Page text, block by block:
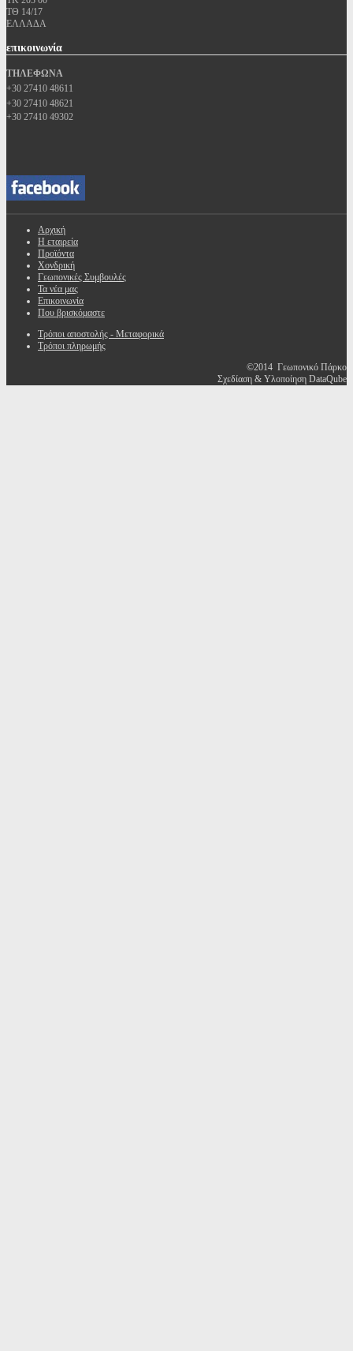
ΤΘ 14/17
ΕΛΛΑΔΑ
επικοινωνία
ΤΗΛΕΦΩΝΑ
+30 27410 48611
+30 27410 48621
+30 27410 49302
Αρχική
Η εταιρεία
Προϊόντα
Χονδρική
Γεωπονικές Συμβουλές
Τα νέα μας
Επικοινωνία
Που βρισκόμαστε
Τρόποι αποστολής - Μεταφορικά
Τρόποι πληρωμής
©2014 Γεωπονικό Πάρκο
Σχεδίαση & Υλοποίηση DataQube